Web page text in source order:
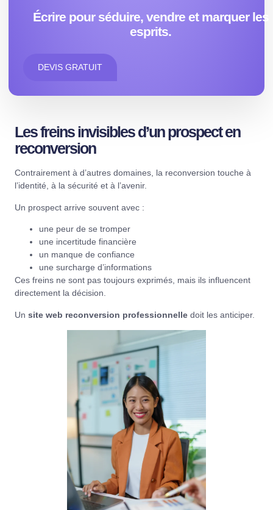
Écrire pour séduire, vendre et marquer les
esprits.
DEVIS GRATUIT
Les freins invisibles d’un prospect en
reconversion
Contrairement à d’autres domaines, la reconversion touche à
l’identité, à la sécurité et à l’avenir.
Un prospect arrive souvent avec :
une peur de se tromper
une incertitude financière
un manque de confiance
une surcharge d’informations
Ces freins ne sont pas toujours exprimés, mais ils influencent
directement la décision.
Un site web reconversion professionnelle doit les anticiper.